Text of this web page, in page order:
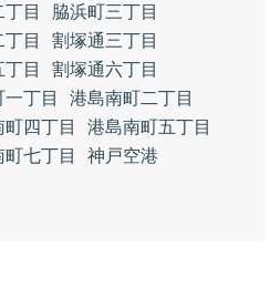
目
脇浜町三丁目
目
割塚通三丁目
目
割塚通六丁目
丁目
港島南町二丁目
四丁目
港島南町五丁目
七丁目
神戸空港